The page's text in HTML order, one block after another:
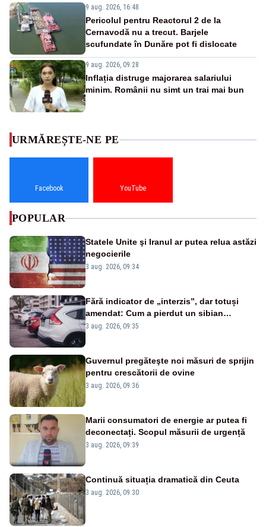
9 aug. 2026, 16:48
Pericolul pentru Reactorul 2 de la
Cernavodă nu a trecut. Barjele
scufundate în Dunăre pot fi dislocate
9 aug. 2026, 09:28
Inflația distruge majorarea salariului
minim. Românii nu simt un trai mai bun
URMĂREȘTE-NE PE
Facebook YouTube
POPULAR
Statele Unite şi Iranul ar putea relua astăzi
negocierile
3 aug. 2026, 09:34
Fără indicator de „interzis”, dar totuși
amendat: Cum a pierdut un sibian
procesul pentru o parcare în centrul
3 aug. 2026, 09:35
Guvernul pregăteşte noi măsuri de sprijin
pentru crescătorii de ovine
3 aug. 2026, 09:36
Marii consumatori de energie ar putea fi
deconectați. Scopul măsurii de urgență
3 aug. 2026, 09:39
Continuă situația dramatică din Ceuta
3 aug. 2026, 09:30